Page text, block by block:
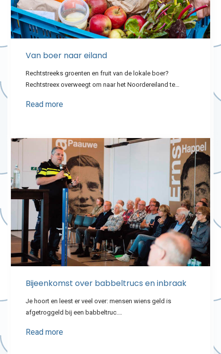
Van boer naar eiland
Rechtstreeks groenten en fruit van de lokale boer?
Rechtstreex overweegt om naar het Noordereiland te…
Read more
Bijeenkomst over babbeltrucs en inbraak
Je hoort en leest er veel over: mensen wiens geld is
afgetroggeld bij een babbeltruc.…
Read more